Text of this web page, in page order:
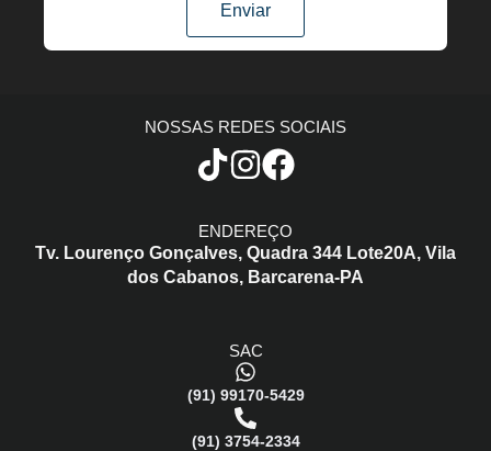
Enviar
SAC
(91) 99170-5429
(91) 3754-2334
ENDEREÇO
Tv. Lourenço Gonçalves, Quadra 344 Lote20A, Vila
dos Cabanos, Barcarena-PA
NOSSAS REDES SOCIAIS